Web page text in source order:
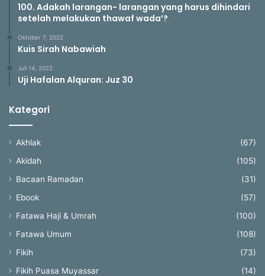
100. Adakah larangan- larangan yang harus dihindari
setelah melakukan thawaf wada’?
Oktober 7, 2022
Kuis Sirah Nabawiah
Juli 14, 2022
Uji Hafalan Alquran: Juz 30
Kategori
Akhlak
(67)
Akidah
(105)
Bacaan Ramadan
(31)
Ebook
(57)
Fatawa Haji & Umrah
(100)
Fatawa Umum
(108)
Fikih
(73)
Fikih Puasa Muyassar
(14)